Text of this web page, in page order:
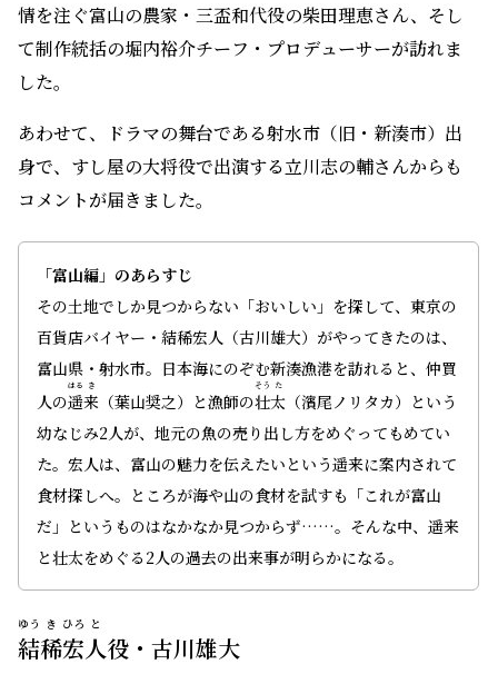
情を注ぐ富山の農家・三盃和代役の柴田理恵さん、そし
て制作統括の堀内裕介チーフ・プロデューサーが訪れま
した。
あわせて、ドラマの舞台である射水市（旧・新湊市）出
身で、すし屋の大将役で出演する立川志の輔さんからも
コメントが届きました。
「富山編」のあらすじ
その土地でしか見つからない「おいしい」を探して、東京の
百貨店バイヤー・ 結稀宏人（古川雄大）がやってきたのは、
富山県・射水市。日本海にのぞむ新湊漁港を訪れると、仲買
人の遥
はる
来
き
（葉山奨之）と漁師の壮
そう
太
た
（濱尾ノリタカ）という
幼なじみ2人が、地元の魚の売り出し方をめぐってもめてい
た。宏人は、富山の魅力を伝えたいという遥来に案内されて
食材探しへ。ところが海や山の食材を試すも「これが富山
だ」というものはなかなか見つからず……。そんな中、遥来
と壮太をめぐる2人の過去の出来事が明らかになる。
結
ゆう
稀
き
宏
ひろ
人
と
役・古川雄大